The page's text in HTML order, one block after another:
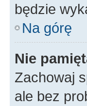
będzie
Na górę
Nie
Zachowaj
ale bez